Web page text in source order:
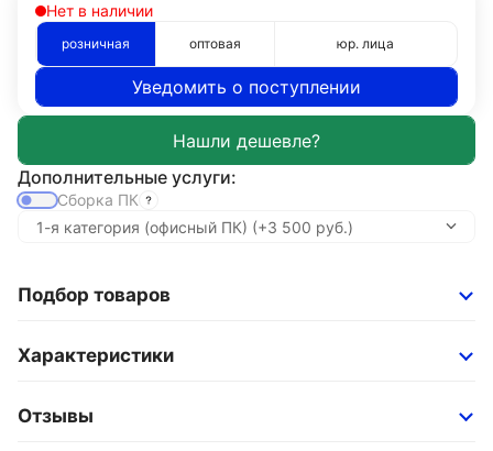
Нет в наличии
розничная оптовая юр. лица
Уведомить о поступлении
Дополнительные услуги:
Сборка ПК
Подбор товаров
Характеристики
Отзывы